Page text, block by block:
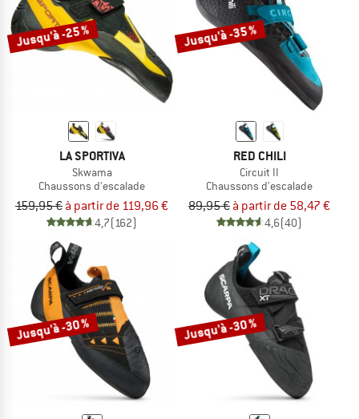
Jusqu'à -25 %
LA SPORTIVA
Skwama
Chaussons d'escalade
159,95 € à partir de 119,96 €
4,7(162)
Jusqu'à -35 %
RED CHILI
Circuit II
Chaussons d'escalade
89,95 € à partir de 58,47 €
4,6(40)
Jusqu'à -30 % Jusqu'à -30 %